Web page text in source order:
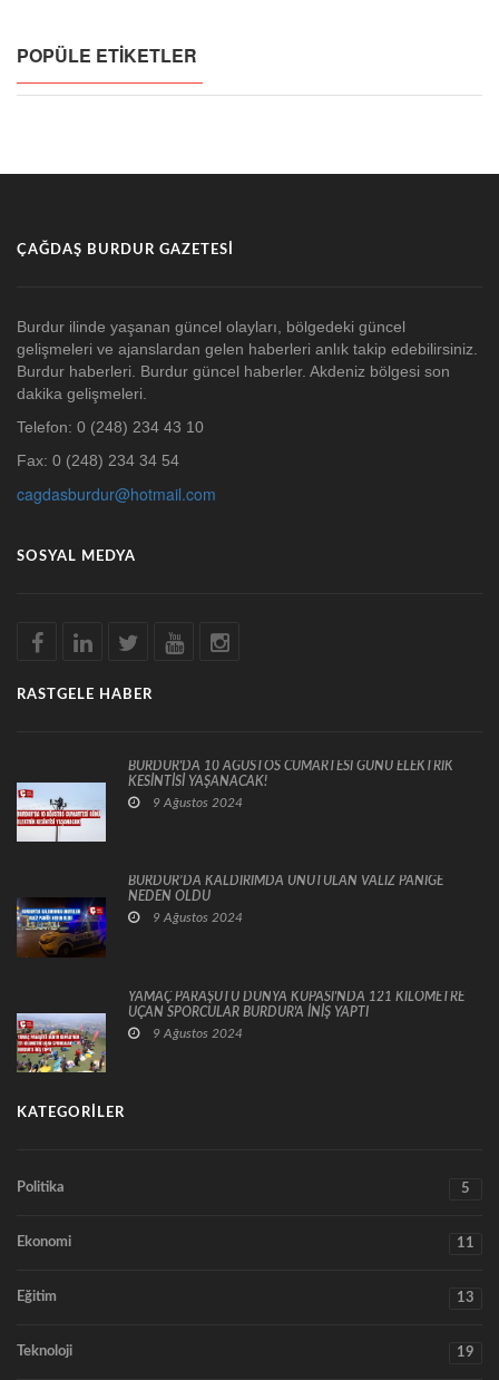
POPÜLE ETIKETLER
ÇAĞDAŞ BURDUR GAZETESI
Burdur ilinde yaşanan güncel olayları, bölgedeki güncel
gelişmeleri ve ajanslardan gelen haberleri anlık takip edebilirsiniz.
Burdur haberleri. Burdur güncel haberler. Akdeniz bölgesi son
dakika gelişmeleri.
Telefon: 0 (248) 234 43 10
Fax: 0 (248) 234 34 54
cagdasburdur@hotmail.com
SOSYAL MEDYA
RASTGELE HABER
BURDUR'DA 10 AĞUSTOS CUMARTESİ GÜNÜ ELEKTRİK
KESİNTİSİ YAŞANACAK!
9 Ağustos 2024
BURDUR’DA KALDIRIMDA UNUTULAN VALİZ PANİĞE
NEDEN OLDU
9 Ağustos 2024
YAMAÇ PARAŞÜTÜ DÜNYA KUPASI'NDA 121 KİLOMETRE
UÇAN SPORCULAR BURDUR'A İNİŞ YAPTI
9 Ağustos 2024
KATEGORILER
Politika 5
Ekonomi 11
Eğitim 13
Teknoloji 19